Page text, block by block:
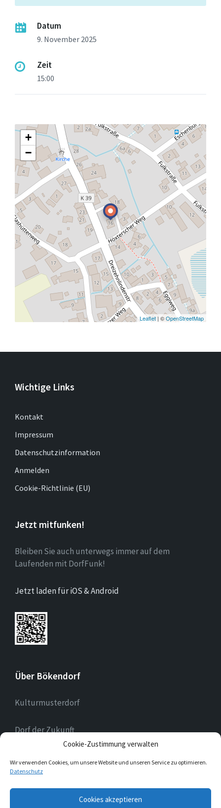
Cookie-Zustimmung verwalten
Wir verwenden Cookies, um unsere Website und unseren Service zu optimieren.
Datenschutz
Cookies akzeptieren
Datum
9. November 2025
Zeit
15:00
+
−
Leaflet | ©OpenStreetMap
Wichtige Links
Kontakt
Impressum
Datenschutzinformation
Anmelden
Cookie-Richtlinie (EU)
Jetzt mitfunken!
Bleiben Sie auch unterwegs immer auf dem
Laufenden mit DorfFunk!
Jetzt laden für iOS & Android
Über Bökendorf
Kulturmusterdorf
Dorf der Zukunft